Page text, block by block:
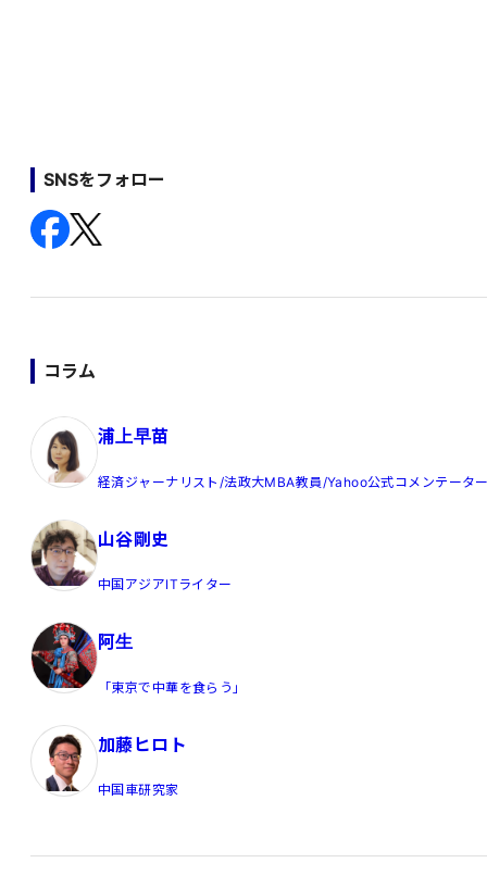
SNSをフォロー
コラム
浦上早苗
経済ジャーナリスト/法政大MBA教員/Yahoo公式コメンテータ
山谷剛史
中国アジアITライター
阿生
「東京で中華を食らう」
加藤ヒロト
中国車研究家